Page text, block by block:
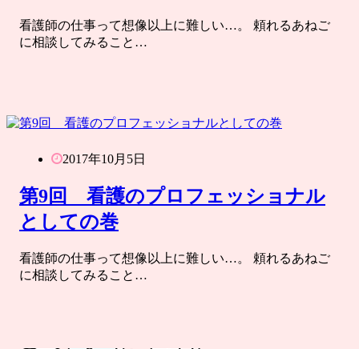
看護師の仕事って想像以上に難しい…。 頼れるあねご
に相談してみること…
2017年10月5日
第9回 看護のプロフェッショナル
としての巻
看護師の仕事って想像以上に難しい…。 頼れるあねご
に相談してみること…